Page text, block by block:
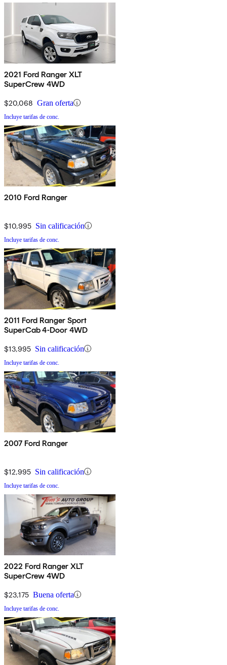
2021 Ford Ranger XLT
SuperCrew 4WD
$20,068 Gran oferta
Incluye tarifas de conc.
2010 Ford Ranger
$10,995 Sin calificación
Incluye tarifas de conc.
2011 Ford Ranger Sport
SuperCab 4-Door 4WD
$13,995 Sin calificación
Incluye tarifas de conc.
2007 Ford Ranger
$12,995 Sin calificación
Incluye tarifas de conc.
2022 Ford Ranger XLT
SuperCrew 4WD
$23,175 Buena oferta
Incluye tarifas de conc.